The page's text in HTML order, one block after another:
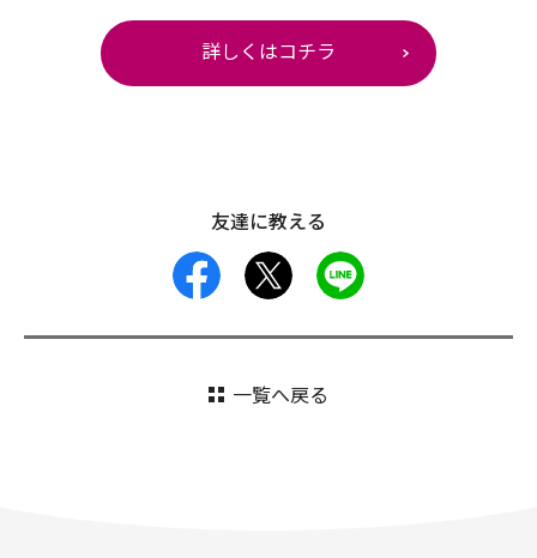
詳しくはコチラ
友達に教える
facebook
一覧へ戻る